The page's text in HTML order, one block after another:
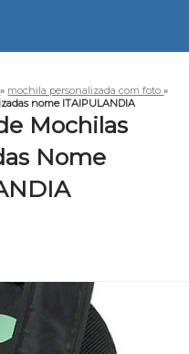
» mochila personalizada com foto»
nome ITAIPULANDIA
Mochilas
Nome